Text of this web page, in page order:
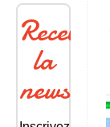
Recevoir
la